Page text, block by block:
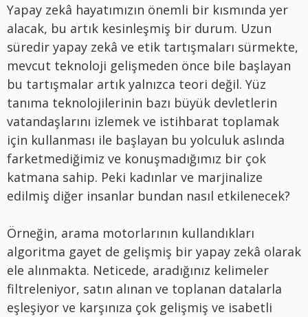
Yapay zekâ hayatımızın önemli bir kısmında yer
alacak, bu artık kesinleşmiş bir durum. Uzun
süredir yapay zekâ ve etik tartışmaları sürmekte,
mevcut teknoloji gelişmeden önce bile başlayan
bu tartışmalar artık yalnızca teori değil. Yüz
tanıma teknolojilerinin bazı büyük devletlerin
vatandaşlarını izlemek ve istihbarat toplamak
için kullanması ile başlayan bu yolculuk aslında
farketmediğimiz ve konuşmadığımız bir çok
katmana sahip. Peki kadınlar ve marjinalize
edilmiş diğer insanlar bundan nasıl etkilenecek?
Örneğin, arama motorlarının kullandıkları
algoritma gayet de gelişmiş bir yapay zekâ olarak
ele alınmakta. Neticede, aradığınız kelimeler
filtreleniyor, satın alınan ve toplanan datalarla
eşleşiyor ve karşınıza çok gelişmiş ve isabetli